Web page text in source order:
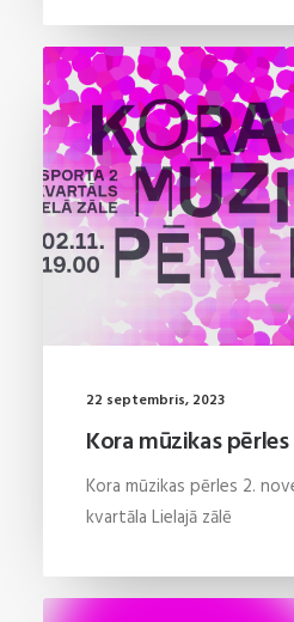
22 septembris, 2023
Kora mūzikas pērles
Kora mūzikas pērles 2.
kvartāla Lielajā zālē